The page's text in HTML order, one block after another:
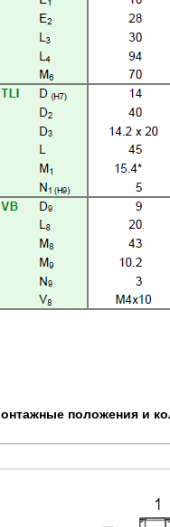
положения и